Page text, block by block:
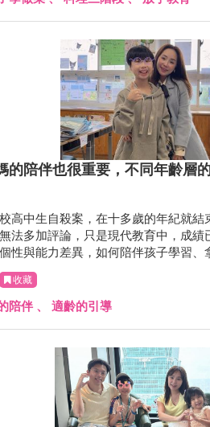
的陪伴也很重要，不同年齡層
高中生自殺案，在十多歲的年紀就
法多加評論，只是現代教育中，成
性與能力差異，如何陪伴孩子學習、
收藏
陪伴 、 適齡的引導